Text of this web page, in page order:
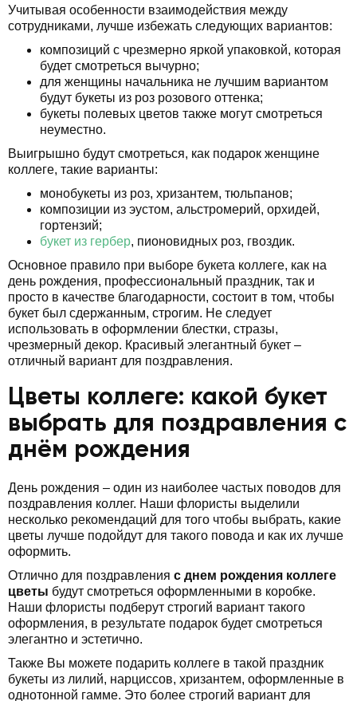
Учитывая особенности взаимодействия между
сотрудниками, лучше избежать следующих вариантов:
композиций с чрезмерно яркой упаковкой, которая
будет смотреться вычурно;
для женщины начальника не лучшим вариантом
будут букеты из роз розового оттенка;
букеты полевых цветов также могут смотреться
неуместно.
Выигрышно будут смотреться, как подарок женщине
коллеге, такие варианты:
монобукеты из роз, хризантем, тюльпанов;
композиции из эустом, альстромерий, орхидей,
гортензий;
букет из гербер, пионовидных роз, гвоздик.
Основное правило при выборе букета коллеге, как на
день рождения, профессиональный праздник, так и
просто в качестве благодарности, состоит в том, чтобы
букет был сдержанным, строгим. Не следует
использовать в оформлении блестки, стразы,
чрезмерный декор. Красивый элегантный букет –
отличный вариант для поздравления.
Цветы коллеге: какой букет
выбрать для поздравления с
днём рождения
День рождения – один из наиболее частых поводов для
поздравления коллег. Наши флористы выделили
несколько рекомендаций для того чтобы выбрать, какие
цветы лучше подойдут для такого повода и как их лучше
оформить.
Отлично для поздравления с днем рождения коллеге
цветы будут смотреться оформленными в коробке.
Наши флористы подберут строгий вариант такого
оформления, в результате подарок будет смотреться
элегантно и эстетично.
Также Вы можете подарить коллеге в такой праздник
букеты из лилий, нарциссов, хризантем, оформленные в
однотонной гамме. Это более строгий вариант для